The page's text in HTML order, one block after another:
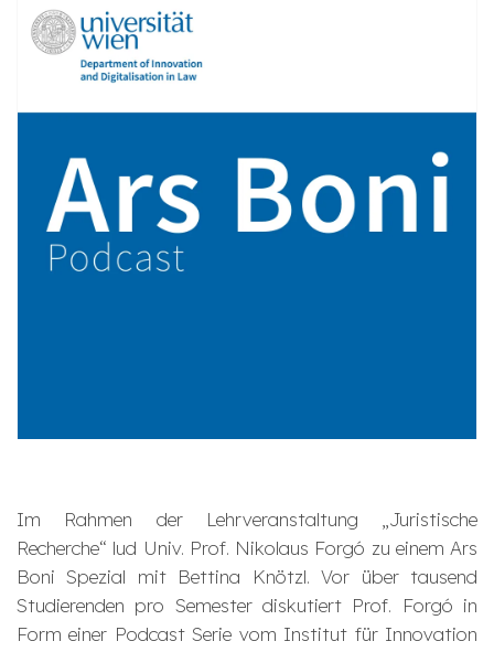
Im Rahmen der Lehrveranstaltung „Juristische
Recherche“ lud Univ. Prof. Nikolaus Forgó zu einem Ars
Boni Spezial mit Bettina Knötzl. Vor über tausend
Studierenden pro Semester diskutiert Prof. Forgó in
Form einer Podcast Serie vom Institut für Innovation